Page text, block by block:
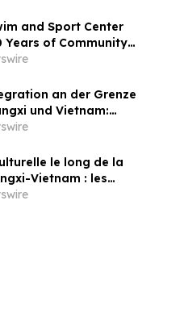
and Sport Center
Years of Community
and Athletic Achievement
an der Grenze
und Vietnam:
in Baise schlagen eine
nachbarschaftlichen
China und Vietnam
le long de la
Vietnam : les
à Baise créent un